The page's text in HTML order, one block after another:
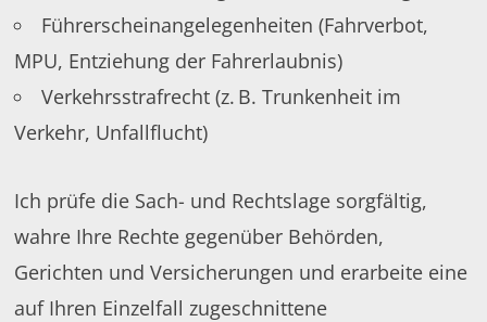
Führerscheinangelegenheiten (Fahrverbot,
MPU, Entziehung der Fahrerlaubnis)
Verkehrsstrafrecht (z. B. Trunkenheit im
Verkehr, Unfallflucht)
Ich prüfe die Sach- und Rechtslage sorgfältig,
wahre Ihre Rechte gegenüber Behörden,
Gerichten und Versicherungen und erarbeite eine
auf Ihren Einzelfall zugeschnittene